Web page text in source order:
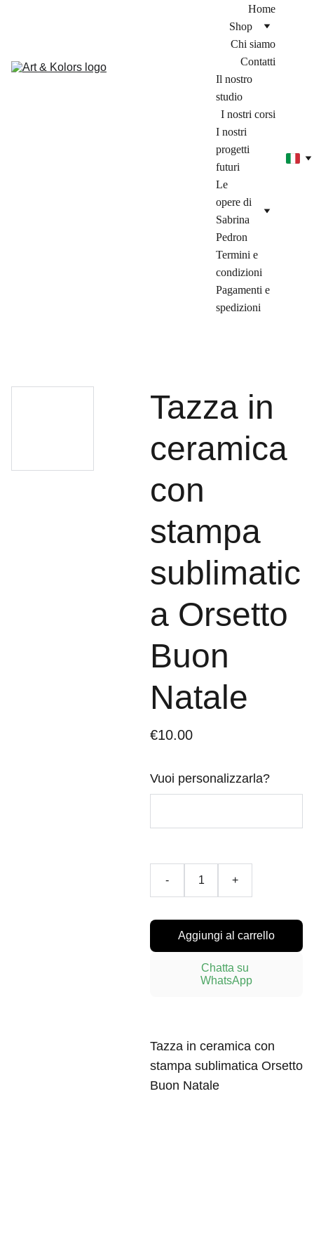
Home
Shop
Chi siamo
Contatti
Il nostro
studio
I nostri corsi
I nostri
progetti
futuri
Le
opere di
Sabrina
Pedron
Termini e
condizioni
Pagamenti e
spedizioni
Tazza in
ceramica
con
stampa
sublimatic
a Orsetto
Buon
Natale
€10.00
Vuoi personalizzarla?
- +
Aggiungi al carrello
Chatta su
WhatsApp
Tazza in ceramica con
stampa sublimatica Orsetto
Buon Natale